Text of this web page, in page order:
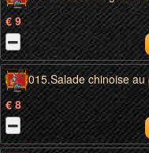
€ 9
015.Salade chinoise au
€ 8